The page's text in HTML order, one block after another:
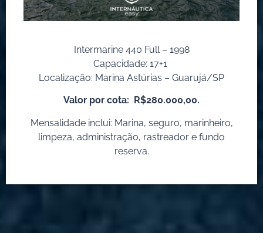
Intermarine 440 Full – 1998
Capacidade: 17+1
Localização: Marina Astúrias – Guarujá/SP
Valor por cota: R$280.000,00.
Mensalidade inclui: Marina, seguro, marinheiro,
limpeza, administração, rastreador e fundo
reserva.